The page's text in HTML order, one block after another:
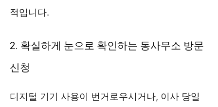
적입니다.
2. 확실하게 눈으로 확인하는 동사무소 방문
신청
디지털 기기 사용이 번거로우시거나, 이사 당일